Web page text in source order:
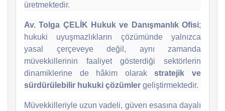
üretmektedir.
Av. Tolga ÇELİK Hukuk ve Danışmanlık Ofisi;
hukuki uyuşmazlıkların çözümünde yalnızca
yasal çerçeveye değil, aynı zamanda
müvekkillerinin faaliyet gösterdiği sektörlerin
dinamiklerine de hâkim olarakstratejik ve
sürdürülebilir hukuki çözümler geliştirmektedir.
Müvekkilleriyle uzun vadeli, güven esasına dayalı